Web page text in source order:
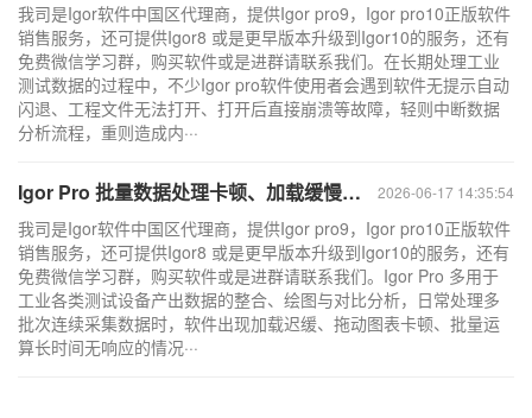
我司是Igor软件中国区代理商，提供Igor pro9，Igor pro10正版软件
销售服务，还可提供Igor8 或是更早版本升级到Igor10的服务，还有
免费微信学习群，购买软件或是进群请联系我们。在长期处理工业
测试数据的过程中，不少Igor pro软件使用者会遇到软件无提示自动
闪退、工程文件无法打开、打开后直接崩溃等故障，轻则中断数据
分析流程，重则造成内···
2026-06-17 14:35:54
Igor Pro 批量数据处理卡顿、加载缓慢问题根源与优化方案
我司是Igor软件中国区代理商，提供Igor pro9，Igor pro10正版软件
销售服务，还可提供Igor8 或是更早版本升级到Igor10的服务，还有
免费微信学习群，购买软件或是进群请联系我们。Igor Pro 多用于
工业各类测试设备产出数据的整合、绘图与对比分析，日常处理多
批次连续采集数据时，软件出现加载迟缓、拖动图表卡顿、批量运
算长时间无响应的情况···